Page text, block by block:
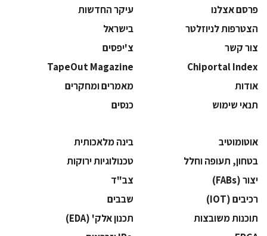
פרסם אצלנו
עיקר החדשות
הצטרפות לניוזלטר
בישראל
צור קשר
צ'יפסים
Chiportal Index
TapeOut Magazine
אודות
מאמרים ומחקרים
תנאי שימוש
כנסים
אוטומוטיב
בינה מלאכותית
בטחון, תעופה וחלל
‫טכנולוגיות ירוקות‬
‫יצור (‪(FABs‬‬
‫צב"ד‬
‫רכיבים‬ (IOT)
‫שבבים‬
‫תוכנות משובצות‬
‫תכנון אלק' (‪(EDA‬‬